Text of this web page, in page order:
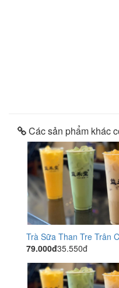
Các sản phẩm khác
Trà Sữa Than Tre Trân
79.000đ35.550đ